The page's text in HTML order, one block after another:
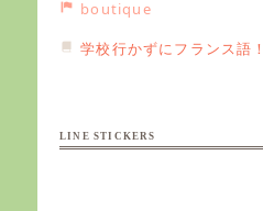
boutique
学校行かずにフランス語！
LINE STICKERS